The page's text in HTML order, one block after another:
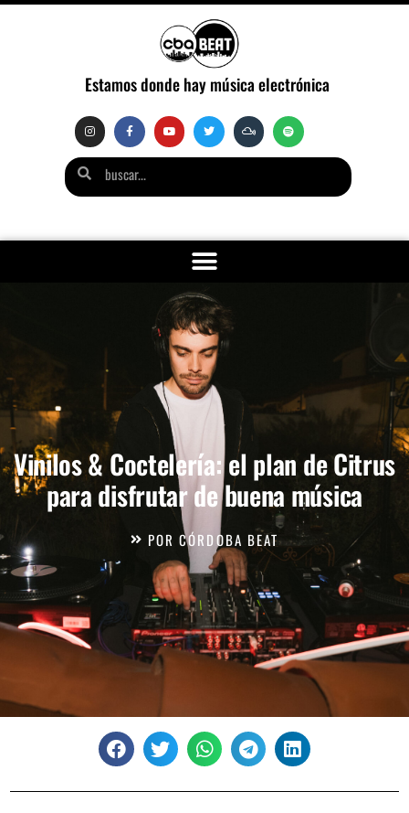
Estamos donde hay música electrónica
Vinilos & Coctelería: el plan de Citrus
para disfrutar de buena música
POR CÓRDOBA BEAT